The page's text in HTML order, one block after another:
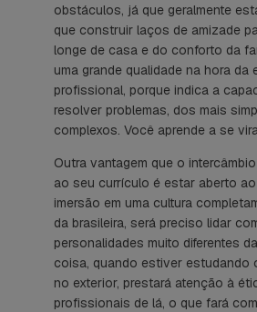
obstáculos, já que geralmente
que construir laços de amizade
longe de casa e do conforto da
uma grande qualidade na hora da
profissional, porque indica a
resolver problemas, dos mais
complexos. Você aprende a se
Outra vantagem que o
ao seu currículo é estar aberto
imersão em uma cultura
da brasileira, será preciso lidar
personalidades muito diferentes
coisa, quando estiver estudando
no exterior, prestará atenção à
profissionais de lá, o que fará